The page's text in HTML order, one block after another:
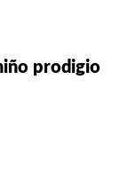
prodigio